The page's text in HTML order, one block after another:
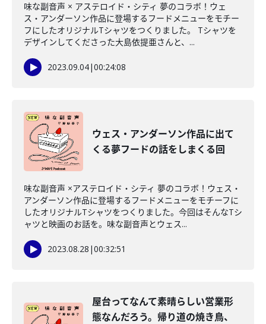
味な副音声 × アステロイド・シティ 夢のコラボ！ウェ
ス・アンダーソン作品に登場するフードメニューをモチー
フにしたオリジナルTシャツをつくりました。 Tシャツを
デザインしてくださった大島依提亜さんと、...
2023.09.04|00:24:08
ウェス・アンダーソン作品に出て
くる夢フードの話をしまくる回
味な副音声 ×アステロイド・シティ 夢のコラボ！ウェス・
アンダーソン作品に登場するフードメニューをモチーフに
したオリジナルTシャツをつくりました。今回はそんなTシ
ャツと映画のお話を。味な副音声とウェス...
2023.08.28 |00:32:51
屋台ってなんて素晴らしい営業形
態なんだろう。帰り道の焼き鳥、